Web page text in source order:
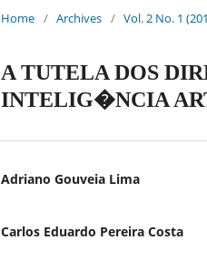
Home / Archives / Vol. 2 No. 1
A TUTELA DOS
INTELIG�NCIA
Adriano Gouveia Lima
Carlos Eduardo Pereira Costa